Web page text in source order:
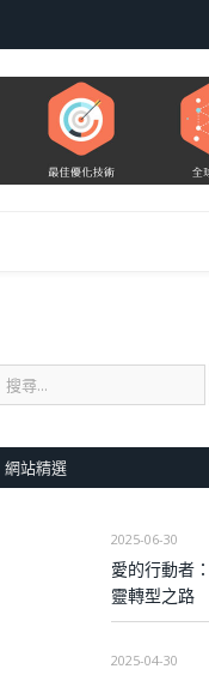
網站精選
2025-06-30
愛的行動者
靈轉型之路
2025-04-30